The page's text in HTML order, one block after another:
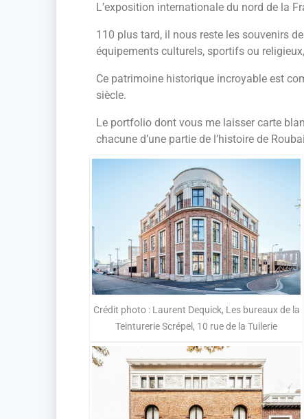
L’exposition internationale du nord de la
110 plus tard, il nous reste les souvenirs
équipements culturels, sportifs ou
Ce patrimoine historique incroyable est
siècle.
Le portfolio dont vous me laisser carte
chacune d’une partie de l’histoire de
Crédit photo : Laurent Dequick, Les bureaux de la
Teinturerie Scrépel, 10 rue de la Tuilerie